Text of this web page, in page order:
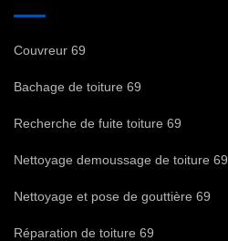
Couvreur 69
Bachage de toiture 69
Recherche de fuite toiture 69
Nettoyage demoussage de toiture 69
Nettoyage et pose de gouttière 69
Réparation de toiture 69